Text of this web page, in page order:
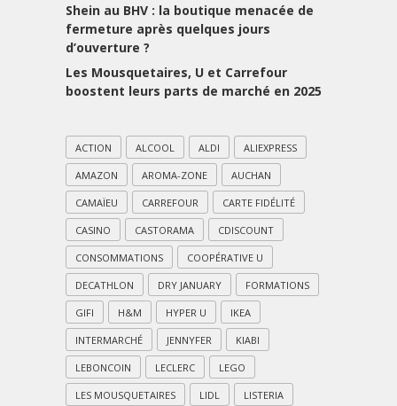
Shein au BHV : la boutique menacée de
fermeture après quelques jours
d’ouverture ?
Les Mousquetaires, U et Carrefour
boostent leurs parts de marché en 2025
ACTION ALCOOL ALDI ALIEXPRESS
AMAZON AROMA-ZONE AUCHAN
CAMAÏEU CARREFOUR CARTE FIDÉLITÉ
CASINO CASTORAMA CDISCOUNT
CONSOMMATIONS COOPÉRATIVE U
DECATHLON DRY JANUARY FORMATIONS
GIFI H&M HYPER U IKEA
INTERMARCHÉ JENNYFER KIABI
LEBONCOIN LECLERC LEGO
LES MOUSQUETAIRES LIDL LISTERIA